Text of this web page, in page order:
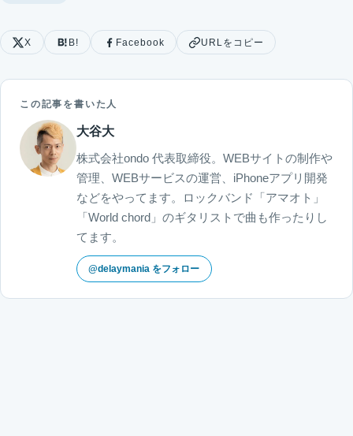
X B! Facebook URLをコピー
この記事を書いた人
大谷大
株式会社ondo 代表取締役。WEBサイトの制作や
管理、WEBサービスの運営、iPhoneアプリ開発
などをやってます。ロックバンド「アマオト」
「World chord」のギタリストで曲も作ったりし
てます。
@delaymania をフォロー